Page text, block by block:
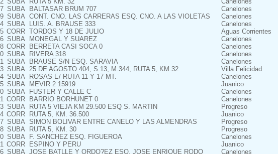
SUBA BALTASAR BRUM 707 Canelones
SUBA CONT. CNO. LAS CARRERAS ESQ. CNO. A LAS VIOLETAS Canelones
SUBA LUIS. A. BRAUSE 333 Canelones
CORR TORDOS Y 18 DE JULIO Aguas Corrientes
SUBA MONEGAL Y SUAREZ Canelones
CORR BERRETA CASI SOCA 0 Canelones
SUBA RIVERA 318 Canelones
SUBA BRAUSE S/N ESQ. SARAVIA Canelones
SUBA 25 DE AGOSTO 404, S.13, M.344, RUTA 5, KM.32 Villa Felicidad
SUBA ROSAS E/ RUTA 11 Y 17 MT. Canelones
SUBA MEVIR 2 15919 Juanico
SUBA FUSTER Y CALLE C Canelones
CORR BARRIO BORHUNET 0 Canelones
SUBA RUTA 5 VIEJA KM 29.500 ESQ S. MARTIN Progreso
CORR RUTA 5, KM. 36.500 Juanico
SUBA SIMON BOLIVAR ENTRE CANELO Y LAS ALMENDRAS Progreso
SUBA RUTA 5, KM. 30 Progreso
SUBA F. SANCHEZ ESQ. FIGUEROA Canelones
CORR ESPINO Y PERU Juanico
SUBA JOSE BATLLE Y ORDO?EZ ESQ. JOSE ENRIQUE RODO Canelones